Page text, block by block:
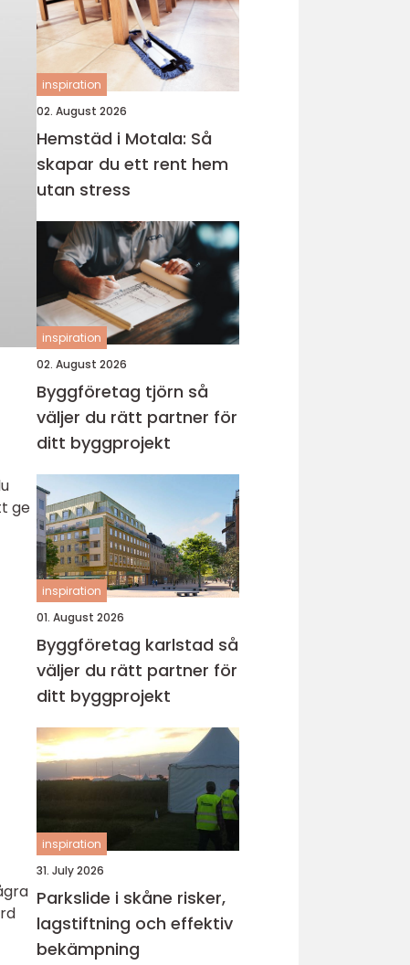
ge
inspiration
02. August 2026
Hemstäd i Motala: Så
skapar du ett rent hem
utan stress
inspiration
02. August 2026
Byggföretag tjörn så
väljer du rätt partner för
ditt byggprojekt
inspiration
01. August 2026
Byggföretag karlstad så
väljer du rätt partner för
ditt byggprojekt
inspiration
31. July 2026
Parkslide i skåne risker,
lagstiftning och effektiv
bekämpning